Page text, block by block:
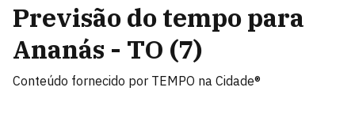
Previsão do tempo para
Ananás - TO (7)
Conteúdo fornecido por TEMPO na Cidade®